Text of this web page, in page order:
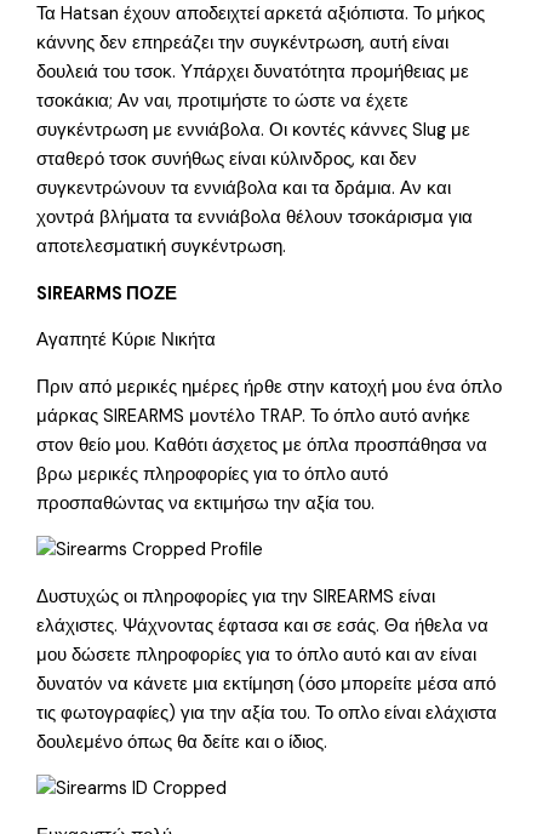
Τα Hatsan έχουν αποδειχτεί αρκετά αξιόπιστα. Το μήκος
κάννης δεν επηρεάζει την συγκέντρωση, αυτή είναι
δουλειά του τσοκ. Υπάρχει δυνατότητα προμήθειας με
τσοκάκια; Αν ναι, προτιμήστε το ώστε να έχετε
συγκέντρωση με εννιάβολα. Οι κοντές κάννες Slug με
σταθερό τσοκ συνήθως είναι κύλινδρος, και δεν
συγκεντρώνουν τα εννιάβολα και τα δράμια. Αν και
χοντρά βλήματα τα εννιάβολα θέλουν τσοκάρισμα για
αποτελεσματική συγκέντρωση.
SIREARMS ΠΟΖΕ
Αγαπητέ Κύριε Νικήτα
Πριν από μερικές ημέρες ήρθε στην κατοχή μου ένα όπλο
μάρκας SIREARMS μοντέλο TRAP. Το όπλο αυτό ανήκε
στον θείο μου. Καθότι άσχετος με όπλα προσπάθησα να
βρω μερικές πληροφορίες για το όπλο αυτό
προσπαθώντας να εκτιμήσω την αξία του.
Δυστυχώς οι πληροφορίες για την SIREARMS είναι
ελάχιστες. Ψάχνοντας έφτασα και σε εσάς. Θα ήθελα να
μου δώσετε πληροφορίες για το όπλο αυτό και αν είναι
δυνατόν να κάνετε μια εκτίμηση (όσο μπορείτε μέσα από
τις φωτογραφίες) για την αξία του. Το οπλο είναι ελάχιστα
δουλεμένο όπως θα δείτε και ο ίδιος.